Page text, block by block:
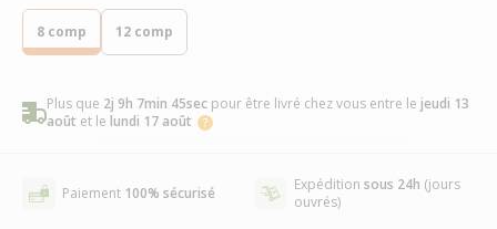
8 comp 12 comp
Plus que 2j 9h 7min 44sec pour être livré chez vous entre le jeudi 13
août et le lundi 17 août
Paiement 100% sécurisé Expédition sous 24h (jours
ouvrés)